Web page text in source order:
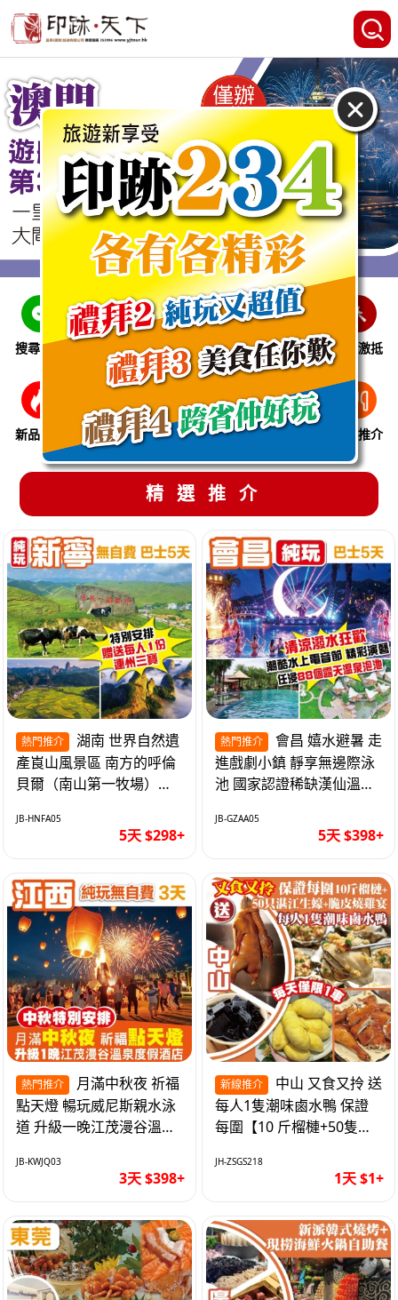
搜尋線路 跨省巴士 即時特惠 休閒娛樂 會員激抵
新品推介 季節限定 溫泉養生 買一送一 美食推介
精選推介
熱門推介
產崀山風景區 南方的呼倫
貝爾（南山第一牧場）夜
巴士5天
JB-HNFA05
5天 $298+
熱門推介
進戲劇小鎮 靜享無邊際泳
池 國家認證稀缺漢仙溫泉
天
JB-GZAA05
5天 $398+
熱門推介
點天燈 暢玩威尼斯親水泳
道 升級一晚江茂漫谷溫泉
純玩3天
JB-KWJQ03
3天 $398+
新線推介
每人1隻潮味鹵水鴨 保證
每圍【10 斤榴槤+50隻湛
1天
JH-ZSGS218
1天 $1+